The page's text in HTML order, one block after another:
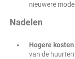
nieuwere
Nadelen
Hogere
van de